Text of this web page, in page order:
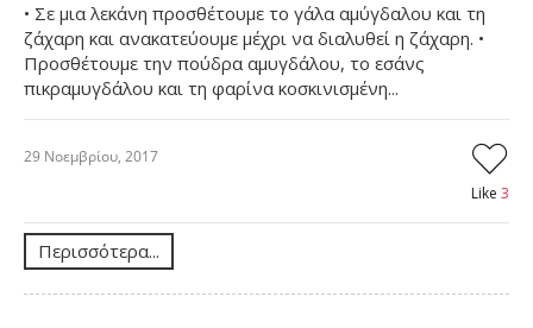
• Σε μια λεκάνη προσθέτουμε το γάλα αμύγδαλου και τη
ζάχαρη και ανακατεύουμε μέχρι να διαλυθεί η ζάχαρη. •
Προσθέτουμε την πούδρα αμυγδάλου, το εσάνς
πικραμυγδάλου και τη φαρίνα κοσκινισμένη...
29 Νοεμβρίου, 2017
Like 3
Περισσότερα...